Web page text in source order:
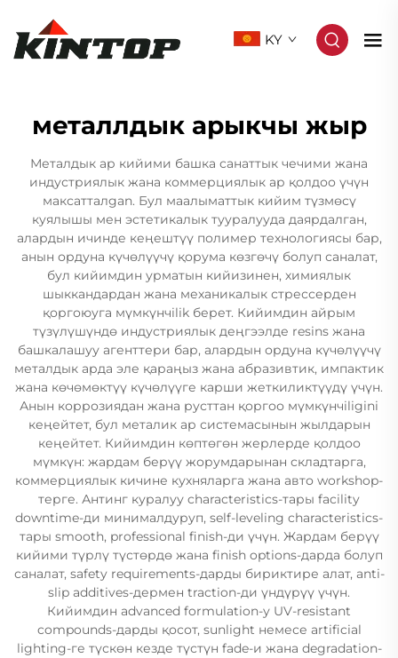
KY
металлдык арыкчы жыр
Металдык ар кийими башка санаттык чечими жана
индустриялык жана коммерциялык ар қолдоо үчүн
максатталgan. Бул маалыматтык кийим түзмөсү
куялышы мен эстетикалык тууралууда даярдалган,
алардын ичинде кеңештүү полимер технологиясы бар,
анын ордуна күчөлүүчү қорума көзгөчү болуп саналат,
бул кийимдин урматын кийизинен, химиялык
шыккандардан жана механикалык стрессерден
қоргоюуга мүмкүнчilik берет. Кийимдин айрым
түзүлүшүндө индустриялык деңгээлде resins жана
башкалашуу агенттери бар, алардын ордуна күчөлүүчү
металдык арда эле қараңыз жана абразивтик, импактик
жана көчөмөктүү күчөлүүге карши жеткиликтүүдү үчүн.
Анын коррозиядан жана русттан қоргоо мүмкүнчiligini
кеңейтет, бул металик ар системасынын жылдарын
кеңейтет. Кийимдин көптөгөн жерлерде қолдоо
мүмкүн: жардам берүү жорумдарынан складтарга,
коммерциялык кичине кухняларга жана авто workshop-
терге. Антинг куралуу characteristics-тары facility
downtime-ди минималдуруп, self-leveling characteristics-
тары smooth, professional finish-ди үчүн. Жардам берүү
кийими түрлү түстөрдө жана finish options-дарда болуп
саналат, safety requirements-дарды бириктире алат, anti-
slip additives-дермен traction-ди үндүрүү үчүн.
Кийимдин advanced formulation-у UV-resistant
compounds-дарды қосот, sunlight немесе artificial
lighting-ге түскөн кезде түстүн fade-и жана degradation-